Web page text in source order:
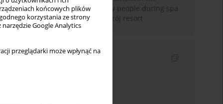
końcowych plików
korzystania ze strony
Google Analytics
przeglądarki może wpłynąć na
menus offered to elderly people during spa
treatment in Krynica-Zdrój resort
Indeksy